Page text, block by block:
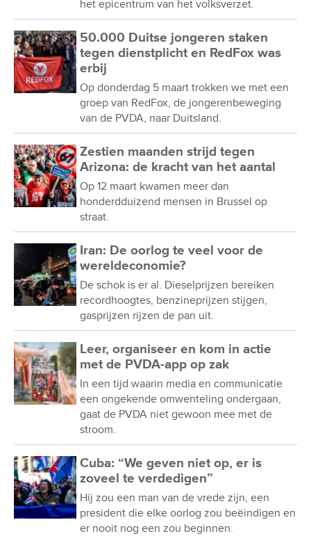
het epicentrum van het volksverzet.
50.000 Duitse jongeren staken
tegen dienstplicht en RedFox was
erbij
Op donderdag 5 maart trokken we met een
groep van RedFox, de jongerenbeweging
van de PVDA, naar Duitsland.
Zestien maanden strijd tegen
Arizona: de kracht van het aantal
Op 12 maart kwamen meer dan
honderdduizend mensen in Brussel op
straat.
Iran: De oorlog te veel voor de
wereldeconomie?
De schok is er al. Dieselprijzen bereiken
recordhoogtes, benzineprijzen stijgen,
gasprijzen rijzen de pan uit.
Leer, organiseer en kom in actie
met de PVDA-app op zak
In een tijd waarin media en communicatie
een ongekende omwenteling ondergaan,
gaat de PVDA niet gewoon mee met de
stroom.
Cuba: “We geven niet op, er is
zoveel te verdedigen”
Hij zou een man van de vrede zijn, een
president die elke oorlog zou beëindigen en
er nooit nog een zou beginnen.